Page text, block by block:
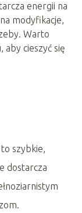
energii na
modyfikacje,
Warto
aby cieszyć się
szybkie,
dostarcza